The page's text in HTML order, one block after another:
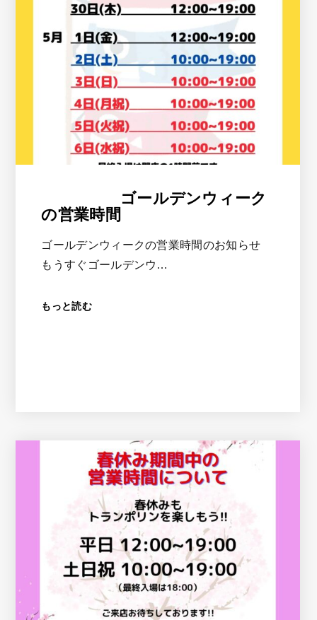
ゴールデンウィーク
の営業時間
ゴールデンウィークの営業時間のお知らせ
もうすぐゴールデンウ…
もっと読む